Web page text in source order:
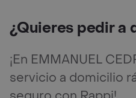
¿Quieres pedir a
¡En EMMANUEL
servicio a domicilio